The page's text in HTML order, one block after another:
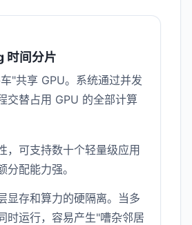
时间分片
"共享 GPU。系统通过并发
交替占用 GPU 的全部计算
，可支持数十个轻量级应用
分配能力强。
显存和算力的硬隔离。当多
时运行，容易产生"嘈杂邻居